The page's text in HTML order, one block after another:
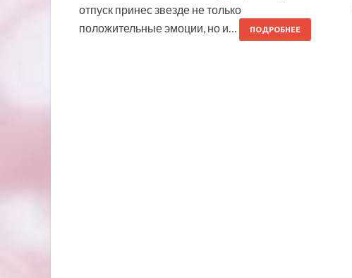
отпуск принес звезде не только
положительные эмоции, но и…
ПОДРОБНЕЕ